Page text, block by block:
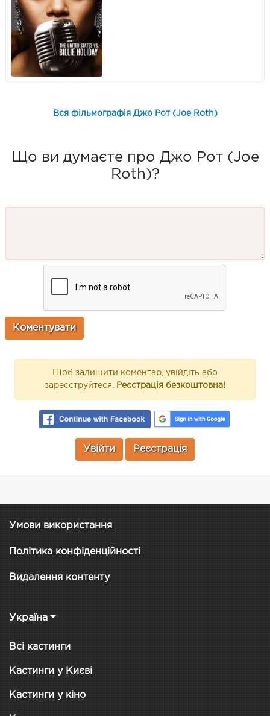
Вся фільмографія Джо Рот (Joe Roth)
Що ви думаєте про Джо Рот (Joe
Roth)?
Щоб залишити коментар, увійдіть або
зареєструйтеся. Реєстрація безкоштовна!
Увійти Реєстрація
Умови використання
Політика конфіденційності
Видалення контенту
Україна
Всі кастинги
Кастинги у Києві
Кастинги у кіно